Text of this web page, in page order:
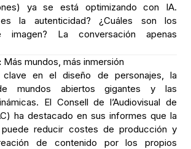
ya se está optimizando con IA.
la autenticidad? ¿Cuáles son los
imagen? La conversación apenas
Más mundos, más inmersión
en el diseño de personajes, la
mundos abiertos gigantes y las
El Consell de l’Audiovisual de
ha destacado en sus informes que la
puede reducir costes de producción y
de contenido por los propios